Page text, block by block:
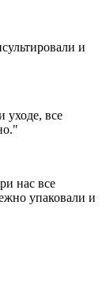
и
уходе, все
нас все
упаковали и